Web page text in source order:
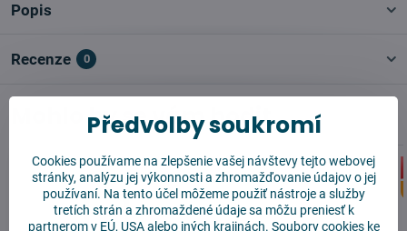
Popis
Recenze 0
Mohlo by se vám hodit
Předvolby soukromí
Cookies používame na zlepšenie vašej návštevy tejto webovej
stránky, analýzu jej výkonnosti a zhromažďovanie údajov o jej
používaní. Na tento účel môžeme použiť nástroje a služby
tretích strán a zhromaždené údaje sa môžu preniesť k
partnerom v EÚ, USA alebo iných krajinách. Soubory cookies ke